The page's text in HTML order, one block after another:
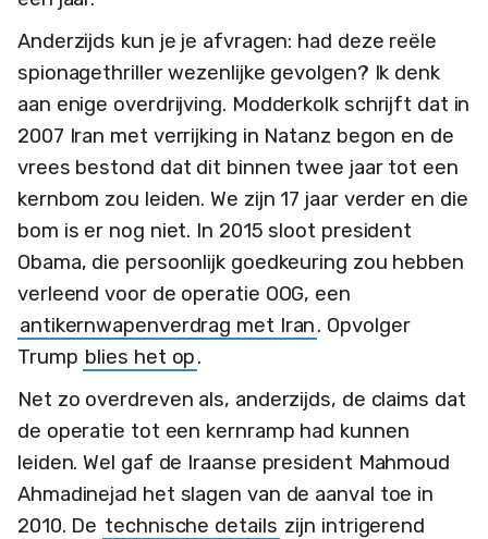
Anderzijds kun je je afvragen: had deze reële
spionagethriller wezenlijke gevolgen? Ik denk
aan enige overdrijving. Modderkolk schrijft dat in
2007 Iran met verrijking in Natanz begon en de
vrees bestond dat dit binnen twee jaar tot een
kernbom zou leiden. We zijn 17 jaar verder en die
bom is er nog niet. In 2015 sloot president
Obama, die persoonlijk goedkeuring zou hebben
verleend voor de operatie OOG, een
antikernwapenverdrag met Iran. Opvolger
Trump blies het op.
Net zo overdreven als, anderzijds, de claims dat
de operatie tot een kernramp had kunnen
leiden. Wel gaf de Iraanse president Mahmoud
Ahmadinejad het slagen van de aanval toe in
2010. De technische details zijn intrigerend